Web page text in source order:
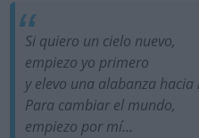
Si quiero un cielo nuevo,
empiezo yo primero
y elevo una alabanza
Para cambiar el mundo,
empiezo por mí...